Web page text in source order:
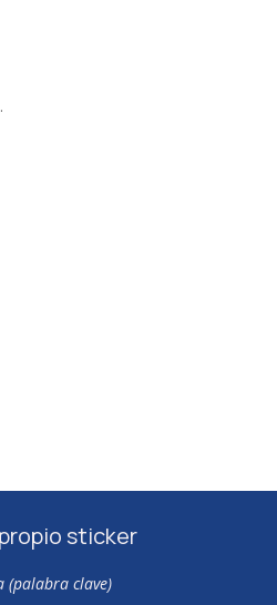
sticker
(palabra clave)